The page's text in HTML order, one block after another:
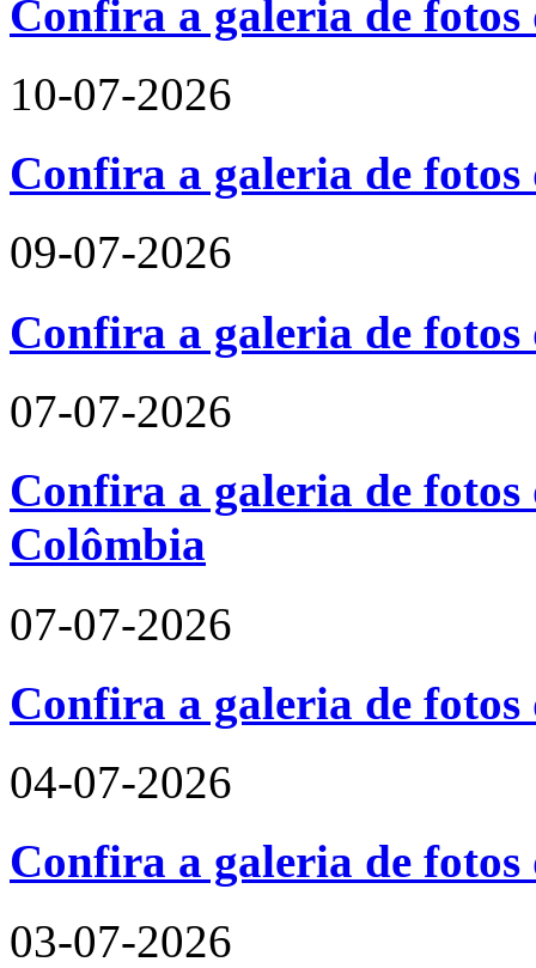
Confira a galeria de
10-07-2026
Confira a galeria de fotos
09-07-2026
Confira a galeria de
07-07-2026
Confira a galeria de fotos
Colômbia
07-07-2026
Confira a galeria de
04-07-2026
Confira a galeria de
03-07-2026